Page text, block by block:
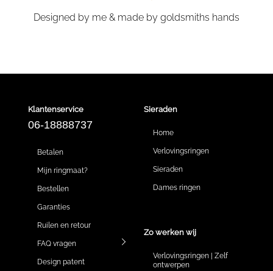
Designed by me & made by goldsmiths hands
Klantenservice
06-18888737
Betalen
Mijn ringmaat?
Bestellen
Garanties
Ruilen en retour
FAQ vragen
Design patent
Sieraden
Home
Verlovingsringen
Sieraden
Dames ringen
Zo werken wij
Verlovingsringen | Zelf
ontwerpen